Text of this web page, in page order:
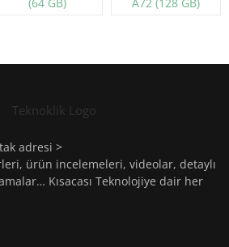
adresi >
ürün incelemeleri, videolar, detaylı
Kısacası Teknolojiye dair her